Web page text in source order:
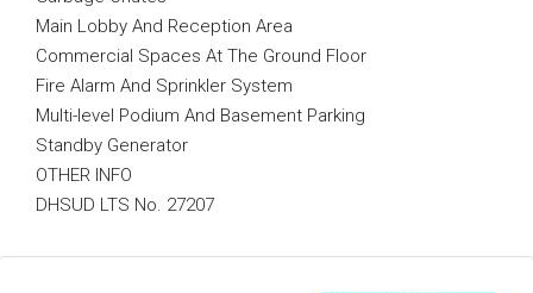
Main Lobby And Reception Area
Commercial Spaces At The Ground Floor
Fire Alarm And Sprinkler System
Multi-level Podium And Basement Parking
Standby Generator
OTHER INFO
DHSUD LTS No. 27207